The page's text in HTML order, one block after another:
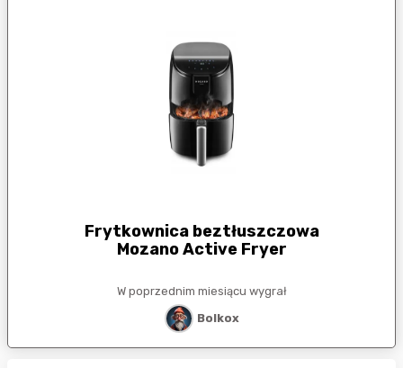
Frytkownica beztłuszczowa
Mozano Active Fryer
W poprzednim miesiącu wygrał
Bolkox